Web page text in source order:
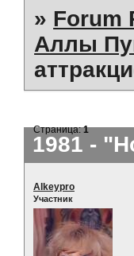
» Forum
Аллы
1981 -
Страница:1
Alkeypro
Участник